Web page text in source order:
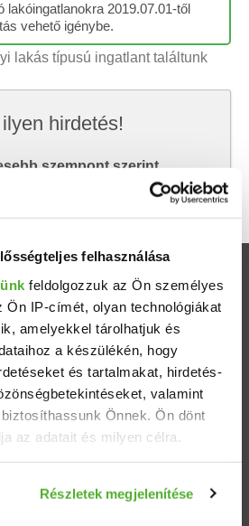
felhasználása
feldolgozzuk az Ön személyes
Ön IP-címét, olyan technológiákat
amelyekkel tárolhatjuk és
a készülékén, hogy
és tartalmakat, hirdetés-
valamint
Önnek. Ön dönt
az adatait és milyen célra.
az Ön földrajzi elhelyezkedéséről
Részletek megjelenítése
lakóingatlanokra 2019.07.01-től
vehető igénybe.
lakás típusú ingatlant találtunk
hirdetés!
szempont szerint
megtalálod, amit keresel.